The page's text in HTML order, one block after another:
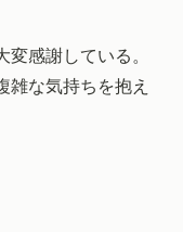
感謝している。
雑な気持ちを抱え